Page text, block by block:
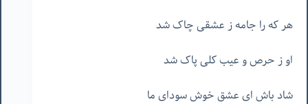
هر که را جامه ز عشقی چاک شد
او ز حرص و عیب کلی پاک شد
شاد باش ای عشق خوش سودای ما